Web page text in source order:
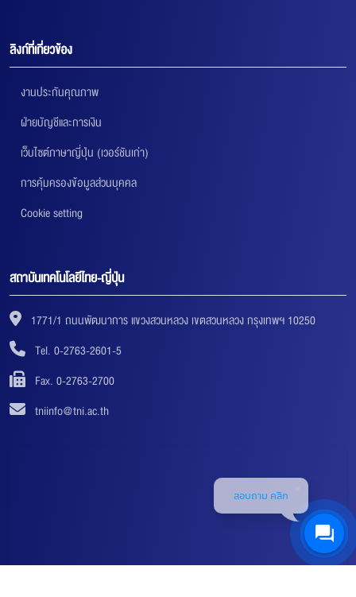
ลิงก์ที่เกี่ยวข้อง
งานประกันคุณภาพ
ฝ่ายบัญชีและการเงิน
เว็บไซต์ภาษาญี่ปุ่น (เวอร์ชันเก่า)
การคุ้มครองข้อมูลส่วนบุคคล
Cookie setting
สถาบันเทคโนโลยีไทย-ญี่ปุ่น
1771/1 ถนนพัฒนาการ แขวงสวนหลวง เขตสวนหลวง กรุงเทพฯ 10250
Tel. 0-2763-2601-5
Fax. 0-2763-2700
tniinfo@tni.ac.th
สอบถาม คลิก